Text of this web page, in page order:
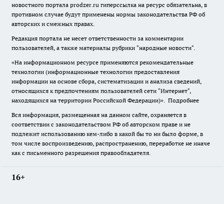
новостного портала prodzer.ru гиперссылка на ресурс обязательна, в
противном случае будут применены нормы законодательства РФ об
авторских и смежных правах.
Редакция портала не несет ответственности за комментарии
пользователей, а также материалы рубрики "народные новости".
«На информационном ресурсе применяются рекомендательные
технологии (информационные технологии предоставления
информации на основе сбора, систематизации и анализа сведений,
относящихся к предпочтениям пользователей сети "Интернет",
находящихся на территории Российской Федерации)». Подробнее
Вся информация, размещенная на данном сайте, охраняется в
соответствии с законодательством РФ об авторском праве и не
подлежит использованию кем-либо в какой бы то ни было форме, в
том числе воспроизведению, распространению, переработке не иначе
как с письменного разрешения правообладателя.
16+